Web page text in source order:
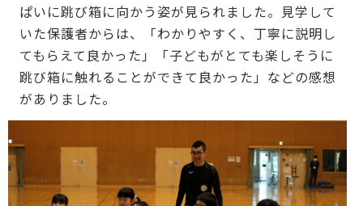
ぱいに跳び箱に向かう姿が見られました。見学して
いた保護者からは、「わかりやすく、丁寧に説明し
てもらえて良かった」「子どもがとても楽しそうに
跳び箱に触れることができて良かった」などの感想
がありました。